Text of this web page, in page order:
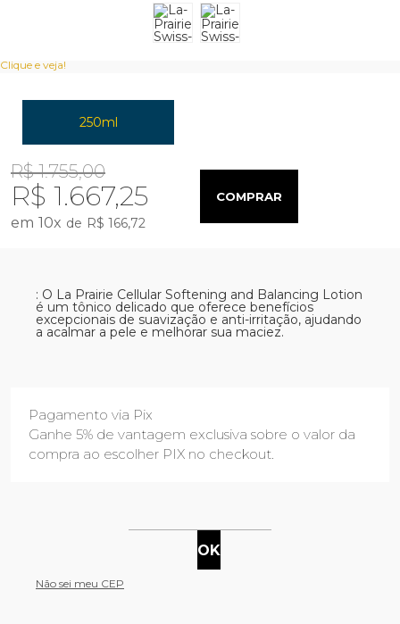
Clique e veja!
250ml
R$ 1.755,00
R$ 1.667,25
10x R$ 166,72
COMPRAR
: O La Prairie Cellular Softening and Balancing Lotion
é um tônico delicado que oferece benefícios
excepcionais de suavização e anti-irritação, ajudando
a acalmar a pele e melhorar sua maciez.
Pagamento via Pix
Ganhe 5% de vantagem exclusiva sobre o valor da
compra ao escolher PIX no checkout.
Não sei meu CEP